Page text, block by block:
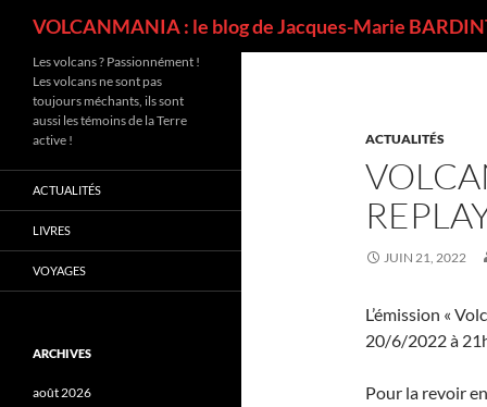
VOLCANMANIA : le blog de Jacques-Marie
ACTUALITÉS
JUIN 21, 2022
L’émission «
20/6/2022 à
Pour la revoir
Les volcans ? Passionnément !
Les volcans ne sont pas
toujours méchants, ils sont
aussi les témoins de la Terre
active !
ACTUALITÉS
LIVRES
VOYAGES
ARCHIVES
août 2026